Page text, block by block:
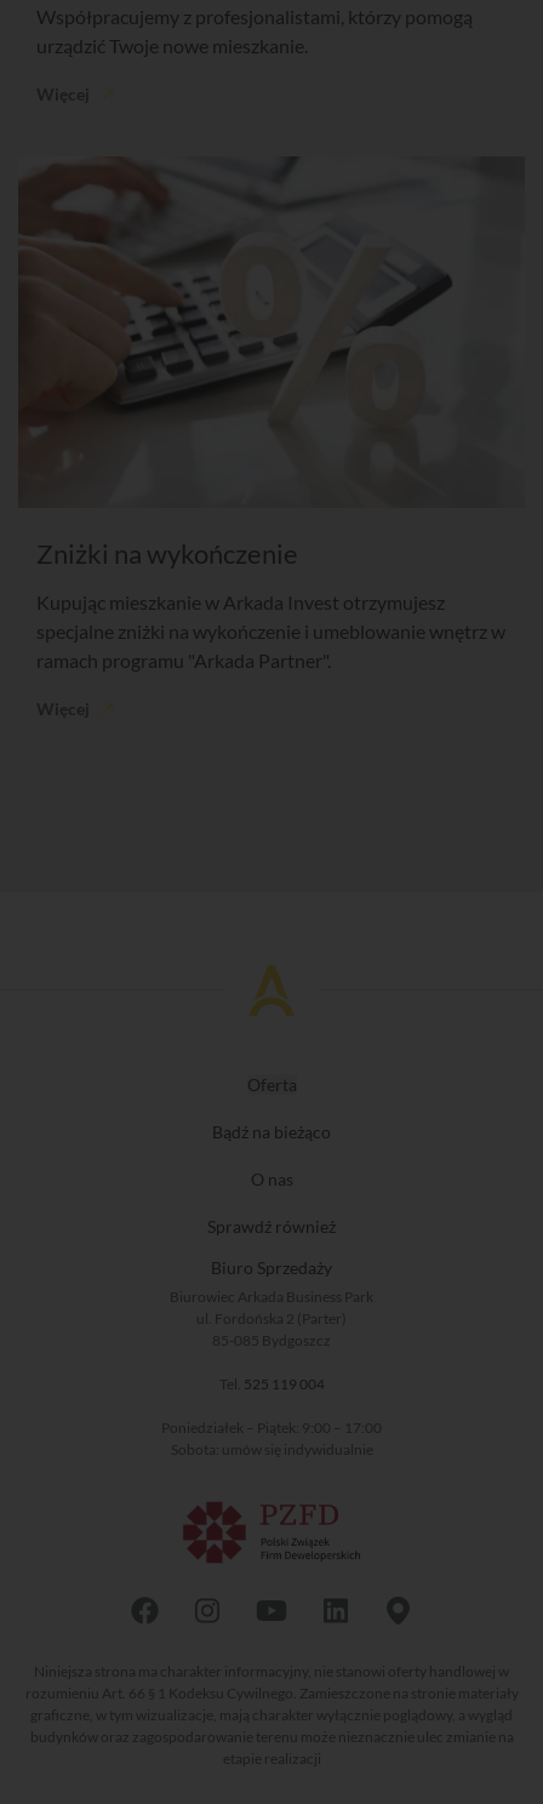
Współpracujemy z profesjonalistami, którzy pomogą
urządzić Twoje nowe mieszkanie.
Zniżki na wykończenie
Kupując mieszkanie w Arkada Invest otrzymujesz
specjalne zniżki na wykończenie i umeblowanie wnętrz w
ramach programu "Arkada Partner".
Oferta
Bądź na bieżąco
O nas
Sprawdź również
Biuro Sprzedaży
Biurowiec Arkada Business Park
ul. Fordońska 2 (Parter)
85-085 Bydgoszcz
Tel. 525 119 004
Poniedziałek – Piątek: 9:00 – 17:00
Sobota: umów się indywidualnie
Niniejsza strona ma charakter informacyjny, nie stanowi oferty handlowej w
rozumieniu Art. 66 § 1 Kodeksu Cywilnego. Zamieszczone na stronie materiały
graficzne, w tym wizualizacje, mają charakter wyłącznie poglądowy, a wygląd
budynków oraz zagospodarowanie terenu może nieznacznie ulec zmianie na
etapie realizacji